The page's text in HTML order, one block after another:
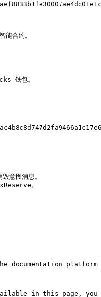
合约。
钱包。
意图消息。
。
in this page, you